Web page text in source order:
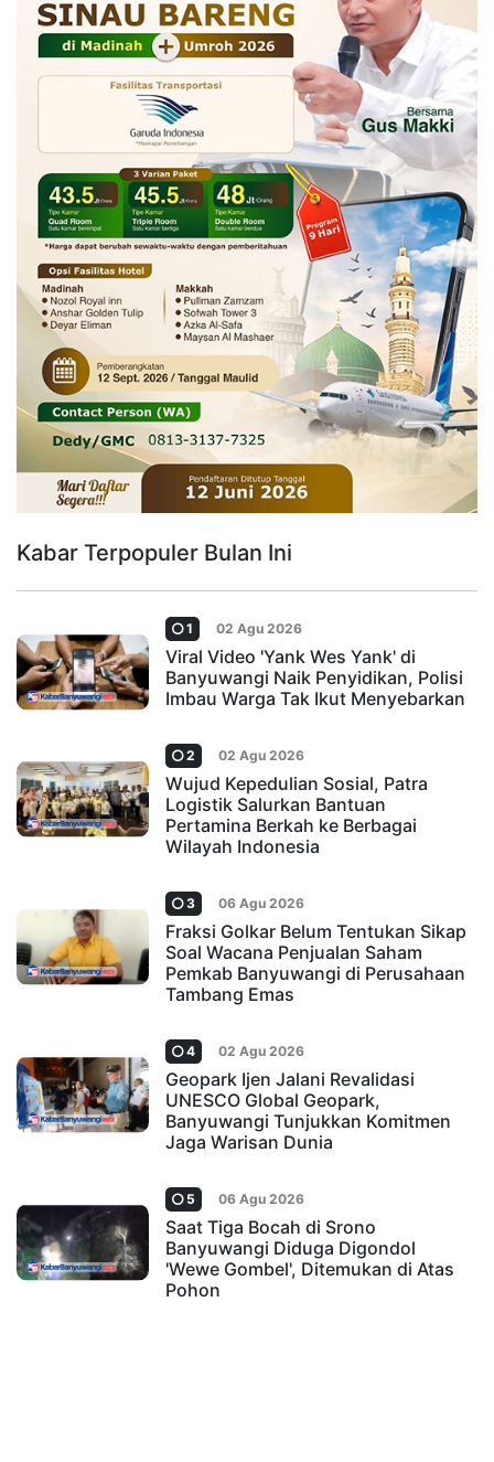
Kabar Terpopuler Bulan Ini
1 02 Agu 2026
Viral Video 'Yank Wes Yank' di
Banyuwangi Naik Penyidikan, Polisi
Imbau Warga Tak Ikut Menyebarkan
2 02 Agu 2026
Wujud Kepedulian Sosial, Patra
Logistik Salurkan Bantuan
Pertamina Berkah ke Berbagai
Wilayah Indonesia
3 06 Agu 2026
Fraksi Golkar Belum Tentukan Sikap
Soal Wacana Penjualan Saham
Pemkab Banyuwangi di Perusahaan
Tambang Emas
4 02 Agu 2026
Geopark Ijen Jalani Revalidasi
UNESCO Global Geopark,
Banyuwangi Tunjukkan Komitmen
Jaga Warisan Dunia
5 06 Agu 2026
Saat Tiga Bocah di Srono
Banyuwangi Diduga Digondol
'Wewe Gombel', Ditemukan di Atas
Pohon